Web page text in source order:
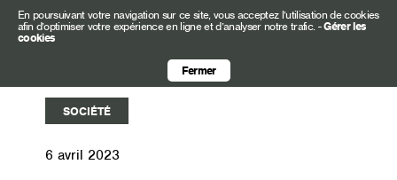
En poursuivant votre navigation sur ce site, vous acceptez l’utilisation de cookies
afin d’optimiser votre expérience en ligne et d’analyser notre trafic.-Gérer les
cookies
Fermer
SOCIÉTÉ
6 avril 2023